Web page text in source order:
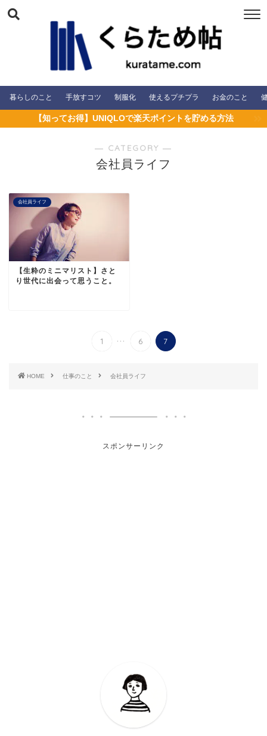
暮らしのこと 手放すコツ 制服化 使えるプチプラ お金のこと
【知ってお得】UNIQLOで楽天ポイントを貯める方法
― CATEGORY ―
会社員ライフ
会社員ライフ
【生粋のミニマリスト】さと
り世代に出会って思うこと。
1 ... 6 7
HOME 仕事のこと 会社員ライフ
スポンサーリンク